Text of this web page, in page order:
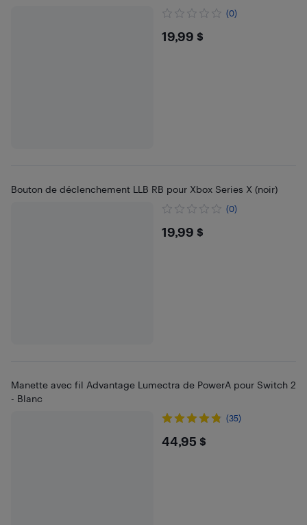
(0)
$19.99
19,99 $
Bouton de déclenchement LLB RB pour Xbox Series X (noir)
(0)
$19.99
19,99 $
Manette avec fil Advantage Lumectra de PowerA pour Switch 2
- Blanc
(35)
$44.95
44,95 $